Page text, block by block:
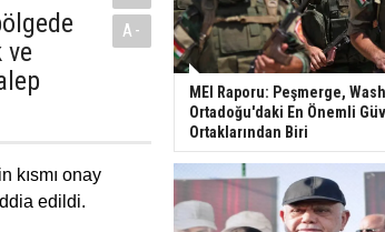
ve
A-
kısmı onay
edildi.
MEI Raporu: Peşmerge,
Ortadoğu'daki En Önemli
Ortaklarından Biri